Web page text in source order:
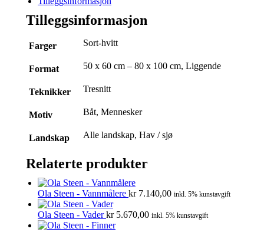
Tilleggsinformasjon
Farger Sort-hvitt
Format 50 x 60 cm – 80 x 100 cm, Liggende
Teknikker Tresnitt
Motiv Båt, Mennesker
Landskap Alle landskap, Hav / sjø
Relaterte produkter
Ola Steen - Vannmålere kr7.140,00 inkl. 5% kunstavgift
Ola Steen - Vaderkr5.670,00 inkl. 5% kunstavgift